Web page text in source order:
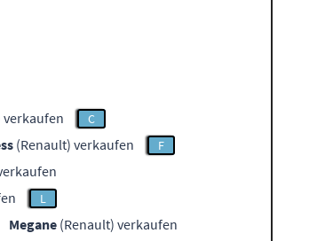
verkaufen C
(Renault) verkaufen F
L
Megane (Renault) verkaufen